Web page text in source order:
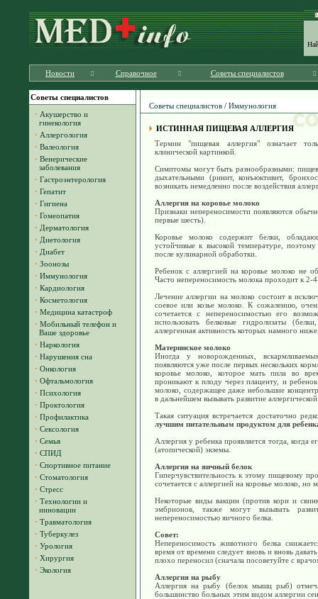
Новости Справочное Советы специалистов
Советы специалистов
· Акушерство и
гинекология
· Аллергология
· Валеология
· Венерические
заболевания
· Гастроэнтерология
· Гепатит
· Гигиена
· Гомеопатия
· Дерматология
· Диетология
· Диабет
· Зоонозы
· Иммунология
· Кардиология
· Косметология
· Медицина катастроф
· Мобильный телефон и
Ваше здоровье
· Наркология
· Нарушения сна
· Онкология
· Офтальмология
· Психология
· Проктология
· Профилактика
· Сексология
· Семья
· СПИД
· Спортивное питание
· Стоматология
· Стресс
· Технологии и
инновации
· Травматология
· Туберкулез
· Урология
· Хирургия
· Экология
Советы специалистов / Иммунология
ИСТИННАЯ ПИЩЕВАЯ АЛЛЕРГИЯ
Термин "пищевая аллергия" означает
клинической картинкой.
Симптомы могут быть разнообразными:
дыхательными (ринит, конъюктивит,
возникать немедленно после воздействия
Аллергия на коровье молоко
Признаки непереносимости появляются
первые шесть).
Коровье молоко содержит белки,
устойчивые к высокой температуре,
после кулинарной обработки.
Ребенок с аллергией на коровье молоко не
Часто непереносимость молока проходит к 2-
Лечение аллергии на молоко состоит в
соевое или козье молоко. К сожалению,
сочетается с непереносимостью его
использовать белковые гидролизаты
аллергенная активность которых намного
Материнское молоко
Иногда у новорожденных,
появляются уже после первых нескольких
коровье молоко, которое мать пила во
проникают к плоду через плаценту, и
молоко, содержащее даже небольшие
в дальнейшем вызывать развитие
Такая ситуация встречается достаточно
лучшим питательным продуктом для
Аллергия у ребенка проявляется тогда,
(атопической) экземы.
Аллергия на яичный белок
Гиперчувствительность к этому пищевому
сочетается с аллергией на коровье молоко, но
Некоторые виды вакцин (против кори и
эмбрионов, также могут вызывать
непереносимостью яичного белка.
Совет:
Непереносимость животного белка
время от времени следует вновь и вновь
плохо переносил (сначала посоветуйте с
Аллергия на рыбу
Аллергия на рыбу (белок мышц рыб)
большинство больных этим видом аллергии